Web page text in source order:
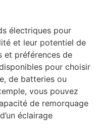
électriques pour
et leur potentiel de
et préférences de
pour choisir
de batteries ou
vous pouvez
de remorquage
éclairage